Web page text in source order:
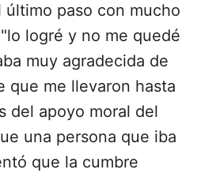
último paso con mucho
logré y no me quedé
muy agradecida de
que me llevaron hasta
del apoyo moral del
una persona que iba
que la cumbre